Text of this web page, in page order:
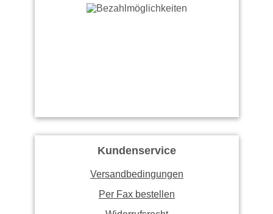
Kundenservice
Versandbedingungen
Per Fax bestellen